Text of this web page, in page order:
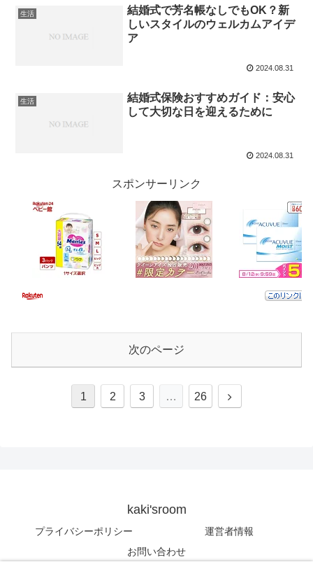
生活
結婚式で芳名帳なしでもOK？新
しいスタイルのウェルカムアイデ
ア
2024.08.31
生活
結婚式保険おすすめガイド：安心
して大切な日を迎えるために
2024.08.31
スポンサーリンク
次のページ
1 2 3 … 26
次
kaki'sroom
プライバシーポリシー
運営者情報
お問い合わせ